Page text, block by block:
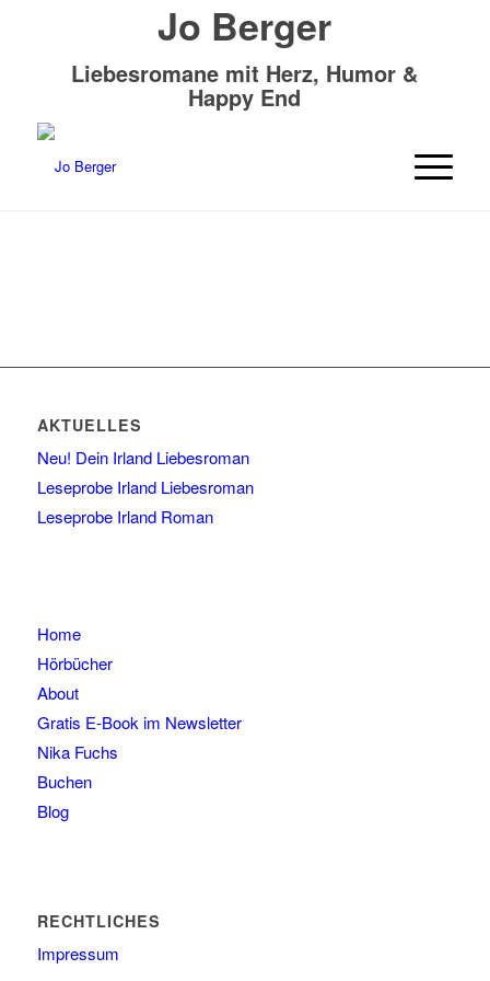
Jo Berger
Liebesromane mit Herz, Humor &
Happy End
AKTUELLES
Neu! Dein Irland Liebesroman
Leseprobe Irland Liebesroman
Leseprobe Irland Roman
Home
Hörbücher
About
Gratis E-Book im Newsletter
Nika Fuchs
Buchen
Blog
RECHTLICHES
Impressum